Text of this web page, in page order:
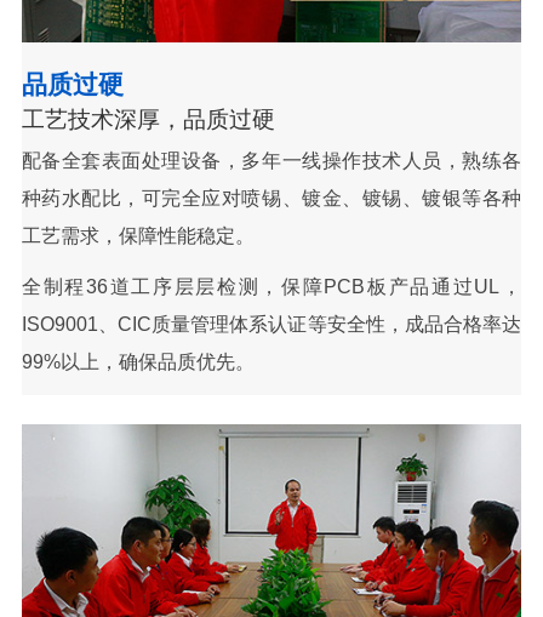
品质过硬
工艺技术深厚，品质过硬
配备全套表面处理设备，多年一线操作技术人员，熟练各
种药水配比，可完全应对喷锡、镀金、镀锡、镀银等各种
工艺需求，保障性能稳定。
全制程36道工序层层检测，保障PCB板产品通过UL，
ISO9001、CIC质量管理体系认证等安全性，成品合格率达
99%以上，确保品质优先。